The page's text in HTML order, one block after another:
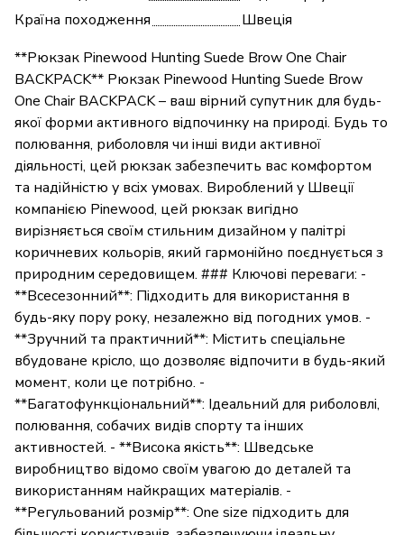
Країна походження
Швеція
**Рюкзак Pinewood Hunting Suede Brow One Chair
BACKPACK** Рюкзак Pinewood Hunting Suede Brow
One Chair BACKPACK – ваш вірний супутник для будь-
якої форми активного відпочинку на природі. Будь то
полювання, риболовля чи інші види активної
діяльності, цей рюкзак забезпечить вас комфортом
та надійністю у всіх умовах. Вироблений у Швеції
компанією Pinewood, цей рюкзак вигідно
вирізняється своїм стильним дизайном у палітрі
коричневих кольорів, який гармонійно поєднується з
природним середовищем. ### Ключові переваги: -
**Всесезонний**: Підходить для використання в
будь-яку пору року, незалежно від погодних умов. -
**Зручний та практичний**: Містить спеціальне
вбудоване крісло, що дозволяє відпочити в будь-який
момент, коли це потрібно. -
**Багатофункціональний**: Ідеальний для риболовлі,
полювання, собачих видів спорту та інших
активностей. - **Висока якість**: Шведське
виробництво відомо своїм увагою до деталей та
використанням найкращих матеріалів. -
**Регульований розмір**: One size підходить для